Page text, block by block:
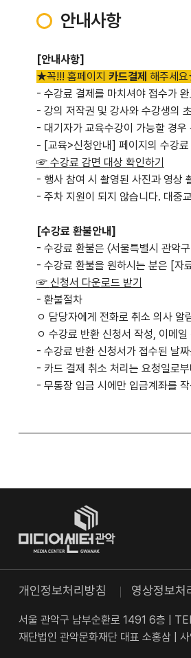
안내사항
[안내사항]
★꼭!!! 홈페이지 카드결제 해주세
- 수강료 결제를 마치셔야 접수가
- 강의 저작권 및 강사와 수강생의
- 대기자가 교육수강이 가능할 경
- [교육>신청안내] 페이지의 수강
☞ 수강료 감면 대상 확인하기
- 행사 참여 시 촬영된 사진과 영상
- 주차 지원이 되지 않습니다. 대중
[수강료 환불안내]
- 수강료 환불은 〈서울특별시 관악
- 수강료 환불을 원하시는 분은 [자
☞ 신청서 다운로드 받기
- 환불절차
ㅇ 담당자에게 전화로 취소 의사 알
ㅇ 수강료 반환 신청서 작성, 이메
- 수강료 반환 신청서가 접수된 날
- 카드 결제 취소 처리는 요청일로
- 무통장 입금 시에만 입금계좌를
개인정보처리방침 영상정보처
서울 관악구 남부순환로 1491 6층
재단법인 관악문화재단 대표 소홍삼